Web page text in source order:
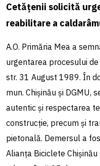
Cetățenii solicită
reabilitare a
A.O. Primăria Mea a
urgentarea procesului
str. 31 August 1989. În
mun. Chișinău și DGMU,
autentic și respectarea
construcție, precum și
pietonală. Demersul a
Alianța Biciclete Chișinău